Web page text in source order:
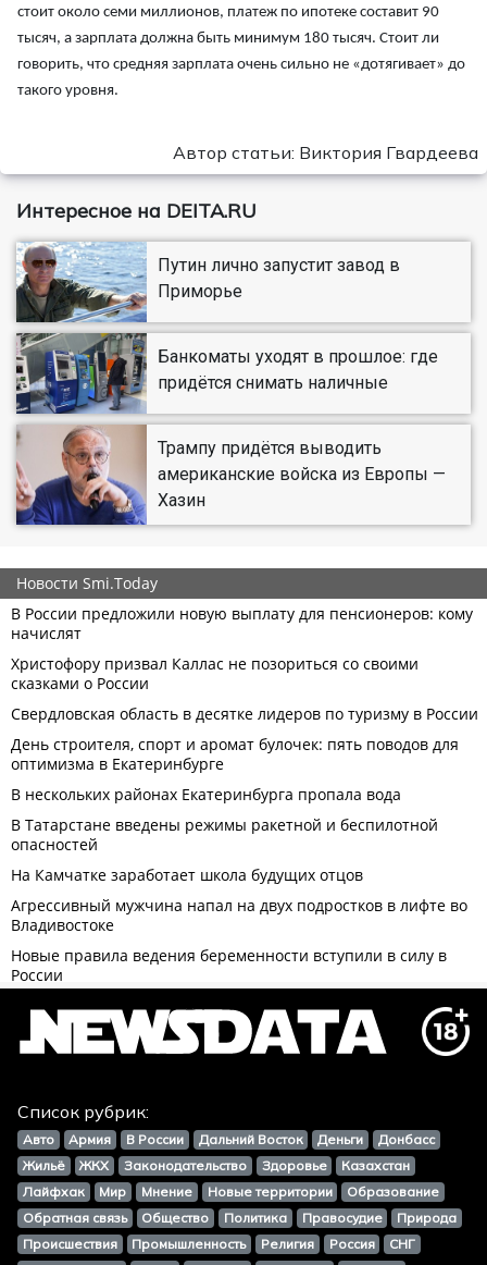
стоит около семи миллионов, платеж по ипотеке составит 90
тысяч, а зарплата должна быть минимум 180 тысяч. Стоит ли
говорить, что средняя зарплата очень сильно не «дотягивает» до
такого уровня.
Автор статьи: Виктория Гвардеева
Интересное на DEITA.RU
Путин лично запустит завод в
Приморье
Банкоматы уходят в прошлое: где
придётся снимать наличные
Трампу придётся выводить
американские войска из Европы —
Хазин
Список рубрик:
Авто Армия В России Дальний Восток Деньги
Донбасс
Жильё
ЖКХ Законодательство Здоровье
Казахстан
Лайфхак
Мир Мнение Новые территории
Образование
Обратная связь
Общество Политика Правосудие
Природа
Происшествия
Промышленность Религия Россия
СНГ